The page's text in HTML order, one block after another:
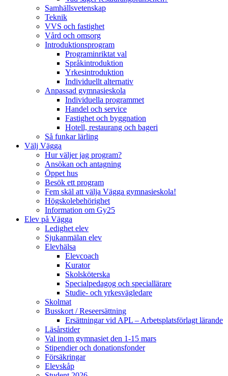
Samhällsvetenskap
Teknik
VVS och fastighet
Vård och omsorg
Introduktionsprogram
Programinriktat val
Språkintroduktion
Yrkesintroduktion
Individuellt alternativ
Anpassad gymnasieskola
Individuella programmet
Handel och service
Fastighet och byggnation
Hotell, restaurang och bageri
Så funkar lärling
Välj Vägga
Hur väljer jag program?
Ansökan och antagning
Öppet hus
Besök ett program
Fem skäl att välja Vägga gymnasieskola!
Högskolebehörighet
Information om Gy25
Elev på Vägga
Ledighet elev
Sjukanmälan elev
Elevhälsa
Elevcoach
Kurator
Skolsköterska
Specialpedagog och speciallärare
Studie- och yrkesvägledare
Skolmat
Busskort / Reseersättning
Ersättningar vid APL – Arbetsplatsförlagt lärande
Läsårstider
Val inom gymnasiet den 1-15 mars
Stipendier och donationsfonder
Försäkringar
Elevskåp